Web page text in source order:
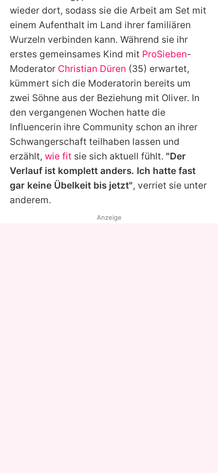
wieder dort, sodass sie die Arbeit am Set mit
einem Aufenthalt im Land ihrer familiären
Wurzeln verbinden kann. Während sie ihr
erstes gemeinsames Kind mit ProSieben-
Moderator Christian Düren (35) erwartet,
kümmert sich die Moderatorin bereits um
zwei Söhne aus der Beziehung mit Oliver. In
den vergangenen Wochen hatte die
Influencerin ihre Community schon an ihrer
Schwangerschaft teilhaben lassen und
erzählt, wie fit sie sich aktuell fühlt. "Der
Verlauf ist komplett anders. Ich hatte fast
gar keine Übelkeit bis jetzt", verriet sie unter
anderem.
Anzeige